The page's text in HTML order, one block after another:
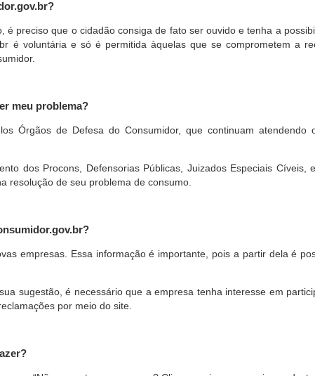
preciso que o cidadão consiga de fato ser ouvido e tenha a
é voluntária e só é permitida àquelas que se comprometem a
meu problema?
Órgãos de Defesa do Consumidor, que continuam
dos Procons, Defensorias Públicas, Juizados Especiais
resolução de seu problema de consumo.
empresas. Essa informação é importante, pois a partir dela é
sugestão, é necessário que a empresa tenha interesse em
por meio do site.